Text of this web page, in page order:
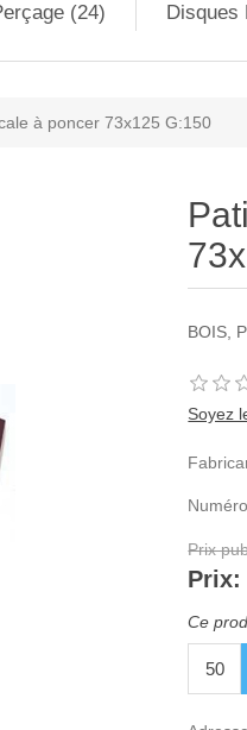
(24) Disques
à poncer 73x125 G:150
BOIS,
Soyez
Prix
Prix:
Ce